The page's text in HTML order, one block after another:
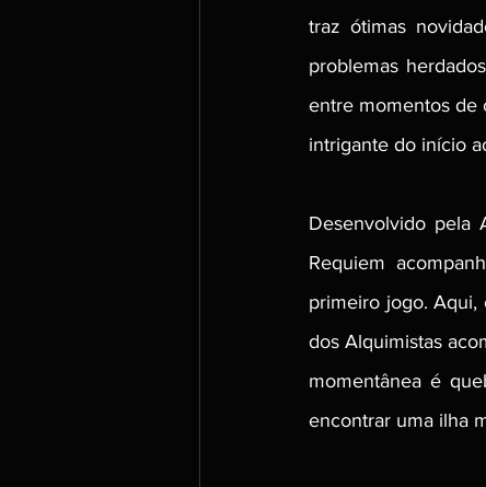
traz ótimas
problemas
entre momentos de
intrigante do início
Desenvolvido pela
Requiem
primeiro jogo. Aqui,
dos Alquimistas
momentânea é
encontrar uma ilha